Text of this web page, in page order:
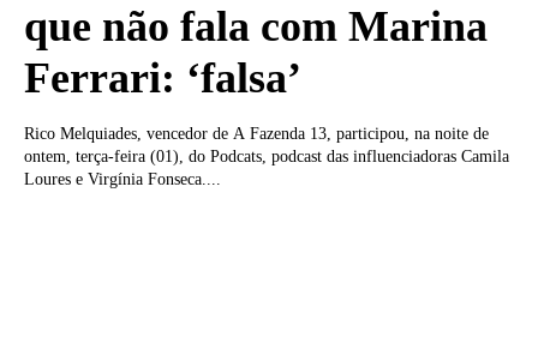
que não fala com Marina
Ferrari: ‘falsa’
Rico Melquiades, vencedor de A Fazenda 13, participou, na noite de
ontem, terça-feira (01), do Podcats, podcast das influenciadoras Camila
Loures e Virgínia Fonseca....